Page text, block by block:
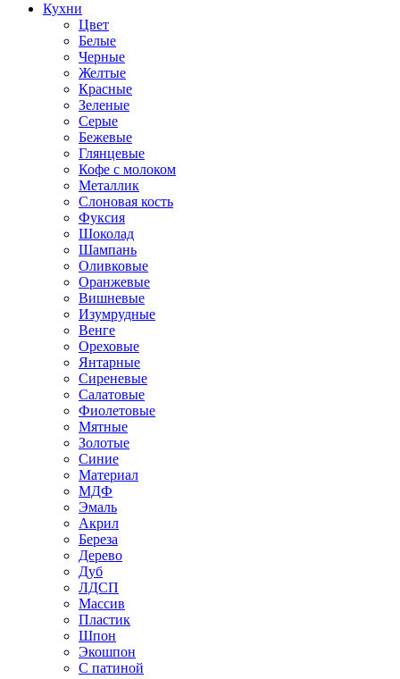
Кухни
Цвет
Белые
Черные
Желтые
Красные
Зеленые
Серые
Бежевые
Глянцевые
Кофе с молоком
Металлик
Слоновая кость
Фуксия
Шоколад
Шампань
Оливковые
Оранжевые
Вишневые
Изумрудные
Венге
Ореховые
Янтарные
Сиреневые
Салатовые
Фиолетовые
Мятные
Золотые
Синие
Материал
МДФ
Эмаль
Акрил
Береза
Дерево
Дуб
ЛДСП
Массив
Пластик
Шпон
Экошпон
С патиной